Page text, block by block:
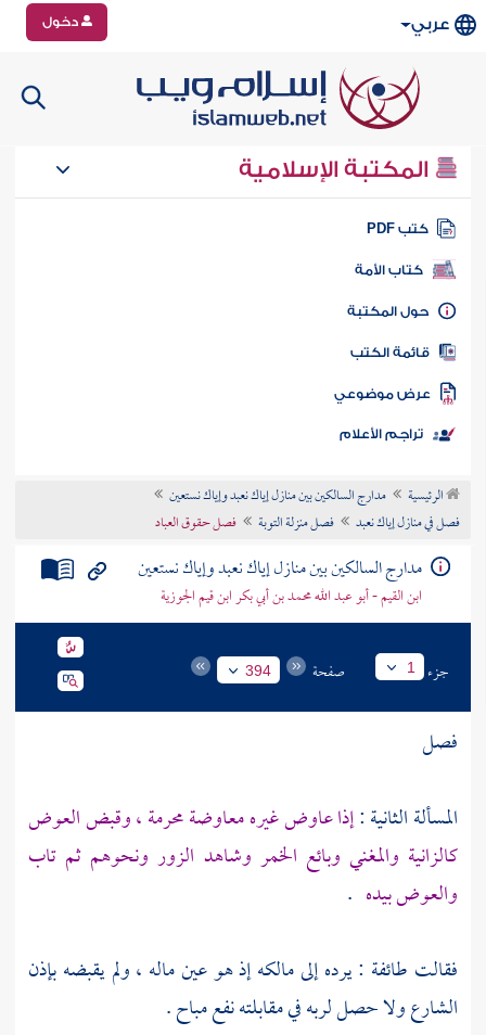
عربي دخول
المكتبة الإسلامية
كتب PDF
كتاب الأمة
المكتبة
الكتب
موضوعي
تراجم الأعلام
الرئيسية
مدارج السالكين بين منازل إياك نعبد وإياك نستعين
فصل في منازل إياك نعبد
فصل منزلة التوبة فصل حقوق العباد
مدارج السالكين بين منازل إياك نعبد وإياك نستعين
ابن القيم - أبو عبد الله محمد بن أبي بكر ابن قيم الجوزية
جزء 1 صفحة 394
فصل
المسألة الثانية :إذا عاوض غيره معاوضة محرمة ، وقبض العوض
كالزانية والمغني وبائع الخمر وشاهد الزور ونحوهم ثم تاب
والعوض بيده .
فقالت طائفة : يرده إلى مالكه إذ هو عين ماله ، ولم يقبضه بإذن
الشارع ولا حصل لربه في مقابلته نفع مباح .